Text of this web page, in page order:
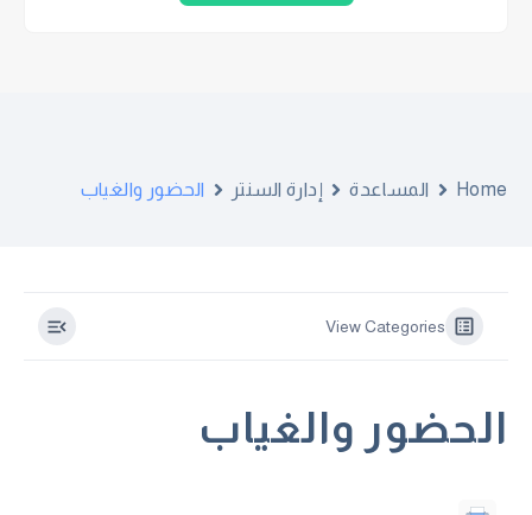
Home المساعدة إدارة السنتر الحضور والغياب
View Categories
الحضور والغياب